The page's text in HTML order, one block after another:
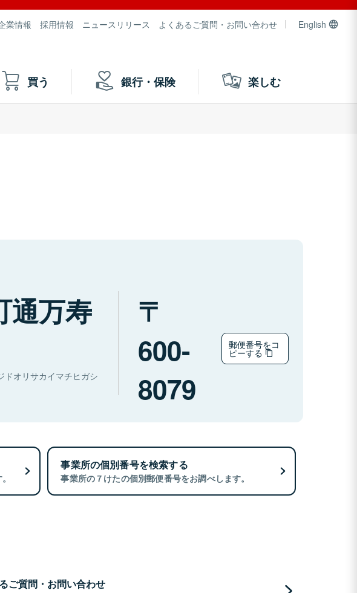
業情報 採用情報 ニュースリリース よくあるご質問・お問い合わせ English
買う 銀行・保険 楽しむ
通万寿
ドオリサカイマチヒガシ
600-
8079
郵便番号をコ
ピーする
事業所の個別番号を検索する
事業所の７けたの個別郵便番号をお調べします。
ご質問・お問い合わせ